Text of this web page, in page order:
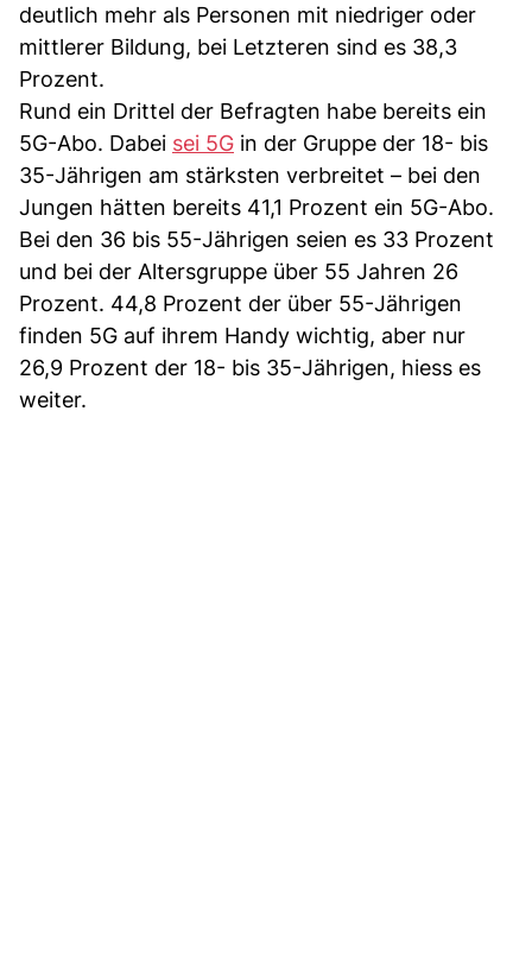
deutlich mehr als Personen mit niedriger oder
mittlerer Bildung, bei Letzteren sind es 38,3
Prozent.
Rund ein Drittel der Befragten habe bereits ein
5G-Abo. Dabei sei 5G in der Gruppe der 18- bis
35-Jährigen am stärksten verbreitet – bei den
Jungen hätten bereits 41,1 Prozent ein 5G-Abo.
Bei den 36 bis 55-Jährigen seien es 33 Prozent
und bei der Altersgruppe über 55 Jahren 26
Prozent. 44,8 Prozent der über 55-Jährigen
finden 5G auf ihrem Handy wichtig, aber nur
26,9 Prozent der 18- bis 35-Jährigen, hiess es
weiter.